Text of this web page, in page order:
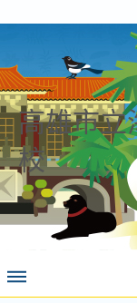
高雄市立
校